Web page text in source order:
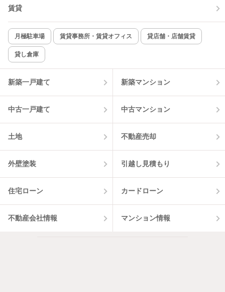
新着のみ インターネット無料
該当件数:
1件
賃貸
月極駐車場 賃貸事務所・賃貸オフィス 貸店舗・店舗賃貸
貸し倉庫
新築一戸建て 新築マンション
中古一戸建て 中古マンション
土地 不動産売却
外壁塗装 引越し見積もり
住宅ローン カードローン
不動産会社情報 マンション情報